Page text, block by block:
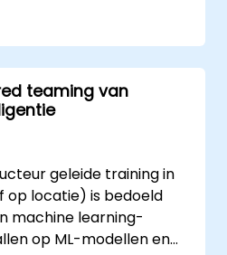
op grote
schaal.
teaming van
geleide training in
op locatie) is bedoeld
machine learning-
op ML-modellen en